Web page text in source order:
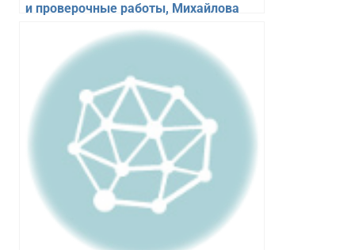
и проверочные работы, Михайлова